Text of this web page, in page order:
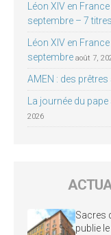
Léon XIV en
septembre – 7
Léon XIV en
septembre août 7,
AMEN : des
La journée du
2026
Sacres
publie